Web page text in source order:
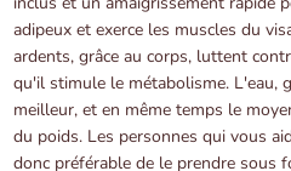
adipeux et exerce les muscles du
ardents, grâce au corps, luttent
qu'il stimule le métabolisme. L'eau,
meilleur, et en même temps le
du poids. Les personnes qui vous
donc préférable de le prendre sous